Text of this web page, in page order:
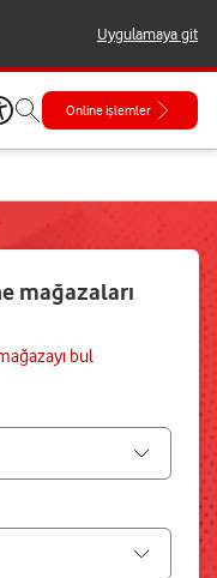
Uygulamaya git
Online işlemler
mağazaları
bul